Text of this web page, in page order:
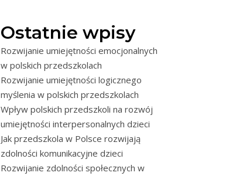
Ostatnie wpisy
Rozwijanie umiejętności emocjonalnych
w polskich przedszkolach
Rozwijanie umiejętności logicznego
myślenia w polskich przedszkolach
Wpływ polskich przedszkoli na rozwój
umiejętności interpersonalnych dzieci
Jak przedszkola w Polsce rozwijają
zdolności komunikacyjne dzieci
Rozwijanie zdolności społecznych w